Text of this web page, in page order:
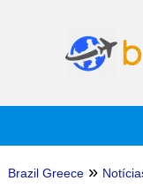
Brazil Greece »